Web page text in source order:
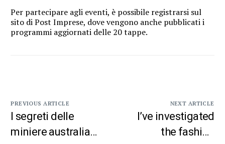
Per partecipare agli eventi, è possibile registrarsi sul
sito diPost Imprese, dove vengono anche pubblicati i
programmi aggiornati delle 20 tappe.
PREVIOUS ARTICLE
I segreti delle
miniere australiane
NEXT ARTICLE
I’ve investigated
the fashion